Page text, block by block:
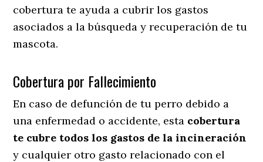
cobertura te ayuda a cubrir los gastos
asociados a la búsqueda y recuperación de tu
mascota.
Cobertura por Fallecimiento
En caso de defunción de tu perro debido a
una enfermedad o accidente, esta cobertura
te cubre todos los gastos de la incineración
y cualquier otro gasto relacionado con el